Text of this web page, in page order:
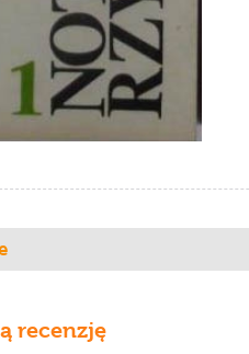
recenzję